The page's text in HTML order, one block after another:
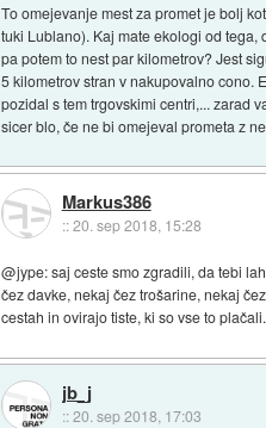
To omejevanje mest za promet je bolj
tuki Lublano). Kaj mate ekologi od tega,
pa potem to nest par kilometrov? Jest
5 kilometrov stran v nakupovalno cono.
pozidal s tem trgovskimi centri,... zarad
sicer blo, če ne bi omejeval prometa z
Markus386
::20. sep 2018, 15:28
@jype: saj ceste smo zgradili, da tebi
čez davke, nekaj čez trošarine, nekaj
cestah in ovirajo tiste, ki so vse to plačali.
jb_j
::20. sep 2018, 17:03